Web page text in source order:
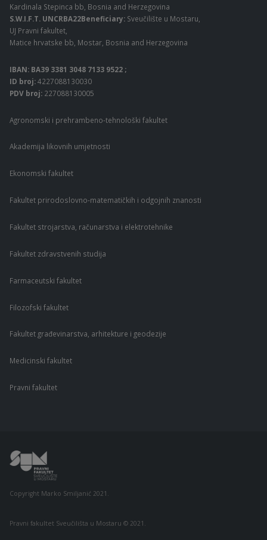
Kardinala Stepinca bb, Bosnia and Herzegovina
S.W.I.F.T. UNCRBA22Beneficiary: Sveučilište u Mostaru,
UJ Pravni fakultet,
Matice hrvatske bb, Mostar, Bosnia and Herzegovina
IBAN: BA39 3381 3048 7133 9522 ;
ID broj:4227088130030
PDV broj: 227088130005
Agronomski i prehrambeno-tehnološki fakultet
Akademija likovnih umjetnosti
Ekonomski fakultet
Fakultet prirodoslovno-matematičkih i odgojnih znanosti
Fakultet strojarstva, računarstva i elektrotehnike
Fakultet zdravstvenih studija
Farmaceutski fakultet
Filozofski fakultet
Fakultet građevinarstva, arhitekture i geodezije
Medicinski fakultet
Pravni fakultet
Copyright Marko Smiljanić 2021.
Pravni fakultet Sveučilišta u Mostaru © 2021.